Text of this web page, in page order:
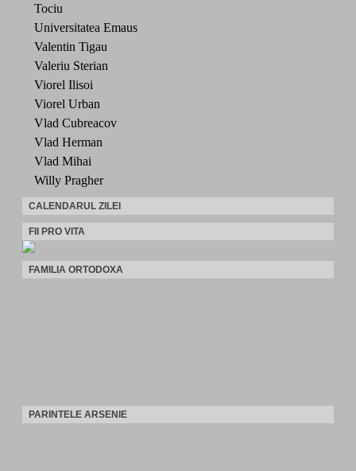
Tociu
Universitatea Emaus
Valentin Tigau
Valeriu Sterian
Viorel Ilisoi
Viorel Urban
Vlad Cubreacov
Vlad Herman
Vlad Mihai
Willy Pragher
CALENDARUL ZILEI
FII PRO VITA
FAMILIA ORTODOXA
PARINTELE ARSENIE